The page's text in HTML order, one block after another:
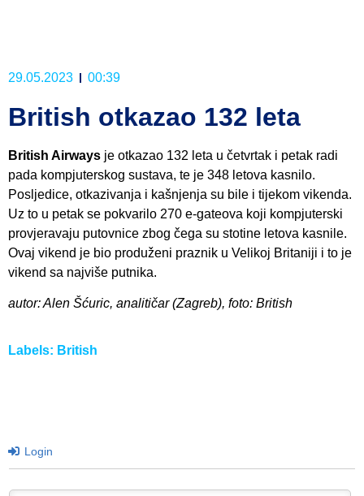
29.05.2023 00:39
British otkazao 132 leta
British Airways je otkazao 132 leta u četvrtak i petak radi
pada kompjuterskog sustava, te je 348 letova kasnilo.
Posljedice, otkazivanja i kašnjenja su bile i tijekom vikenda.
Uz to u petak se pokvarilo 270 e-gateova koji kompjuterski
provjeravaju putovnice zbog čega su stotine letova kasnile.
Ovaj vikend je bio produženi praznik u Velikoj Britaniji i to je
vikend sa najviše putnika.
autor: Alen Šćuric, analitičar (Zagreb), foto: British
Labels: British
Login